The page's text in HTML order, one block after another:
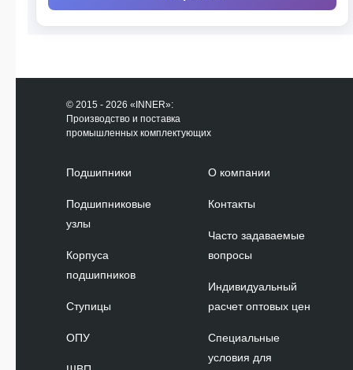
© 2015 - 2026 «INNER»:
Производство и поставка
промышленных комплектующих
Подшипники
Подшипниковые
узлы
Корпуса
подшипников
Ступицы
ОПУ
О компании
Контакты
Часто задаваемые
вопросы
Индивидуальный
расчет оптовых цен
Специальные
условия для